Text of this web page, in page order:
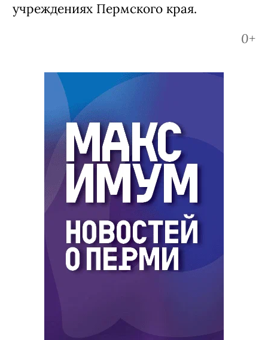
учреждениях Пермского края.
0+